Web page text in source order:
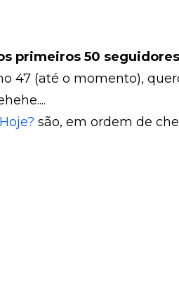
primeiros 50
47 (até o momento),
são, em ordem de